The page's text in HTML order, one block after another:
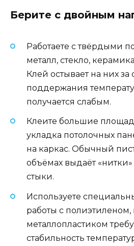
Берите с двойным
Работаете с твёрдыми
металл, стекло,
Клей остывает на них за
поддержания
получается слабым.
Клеите большие
укладка потолочных
на каркас. Обычный
объёмах выдаёт
стыки.
Используете
работы с
металлопластиком
стабильность